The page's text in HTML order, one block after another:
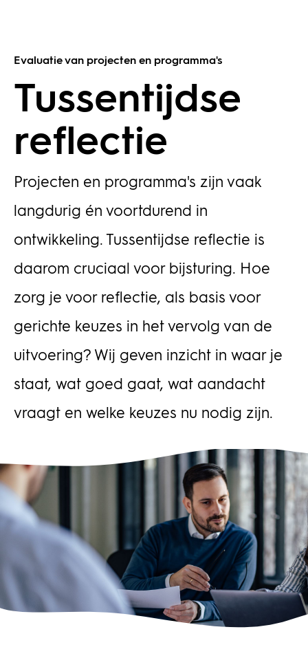
Evaluatie van projecten en programma's
Tussentijdse
reflectie
Projecten en programma's zijn vaak
langdurig én voortdurend in
ontwikkeling. Tussentijdse reflectie is
daarom cruciaal voor bijsturing. Hoe
zorg je voor reflectie, als basis voor
gerichte keuzes in het vervolg van de
uitvoering? Wij geven inzicht in waar je
staat, wat goed gaat, wat aandacht
vraagt en welke keuzes nu nodig zijn.